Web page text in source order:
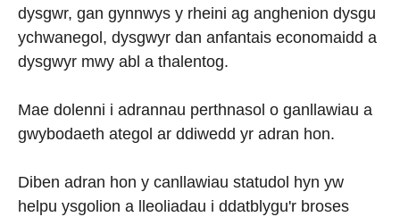
dysgwr, gan gynnwys y rheini ag anghenion dysgu
ychwanegol, dysgwyr dan anfantais economaidd a
dysgwyr mwy abl a thalentog.
Mae dolenni i adrannau perthnasol o ganllawiau a
gwybodaeth ategol ar ddiwedd yr adran hon.
Diben adran hon y canllawiau statudol hyn yw
helpu ysgolion a lleoliadau i ddatblygu'r broses